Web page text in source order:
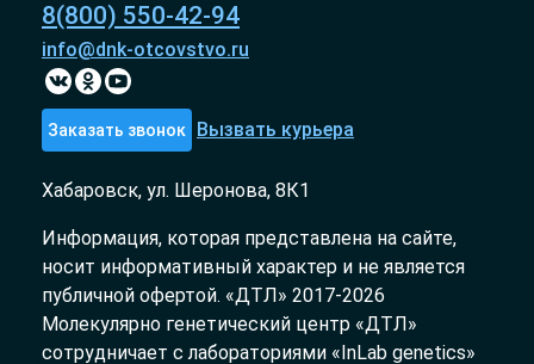
8(800) 550-42-94
info@dnk-otcovstvo.ru
Заказать звонок Вызвать курьера
Хабаровск, ул. Шеронова, 8К1
Информация, которая представлена на сайте,
носит информативный характер и не является
публичной офертой. «ДТЛ» 2017-2026
Молекулярно генетический центр «ДТЛ»
сотрудничает с лабораториями «InLab genetics»